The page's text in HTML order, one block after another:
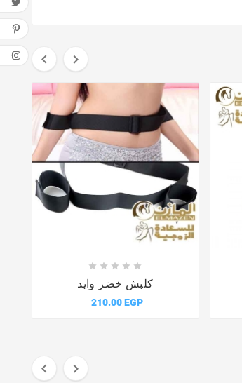
 
 
    
كلبش خضر وايد
210.00 EGP
 